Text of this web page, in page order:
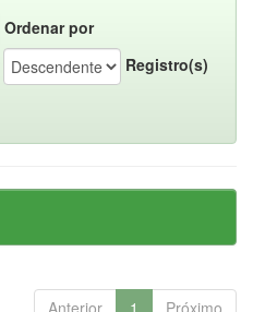
Ordenar por
Registro(s)
Anterior 1 Próximo